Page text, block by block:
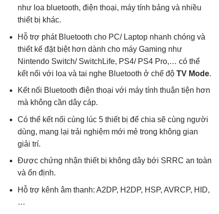
như loa bluetooth, điện thoại, máy tính bảng và nhiều
thiết bị khác.
Hỗ trợ phát Bluetooth cho PC/ Laptop nhanh chóng và
thiết kế đặt biệt hơn dành cho máy Gaming như
Nintendo Switch/ SwitchLife, PS4/ PS4 Pro,… có thể
kết nối với loa và tai nghe Bluetooth ở chế độ TV Mode.
Kết nối Bluetooth điện thoại với máy tính thuận tiện hơn
mà không cần dây cáp.
Có thể kết nối cùng lúc 5 thiết bị để chia sẽ cùng người
dùng, mang lại trải nghiệm mới mẻ trong không gian
giải trí.
Được chứng nhận thiết bị không dây bới SRRC an toàn
và ổn định.
Hỗ trợ kênh âm thanh: A2DP, H2DP, HSP, AVRCP, HID,
…